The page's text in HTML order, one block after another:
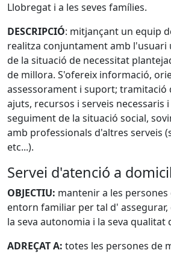
Llobregat i a les seves famílies.
DESCRIPCIÓ: mitjançant un equip
realitza conjuntament amb l'usuari
de la situació de necessitat
de millora. S'ofereix informació,
assessorament i suport; tramitació
ajuts, recursos i serveis necessaris
seguiment de la situació social,
amb professionals d'altres serveis
etc...).
Servei d'atenció a
OBJECTIU: mantenir a les persones
entorn familiar per tal d' assegurar,
la seva autonomia i la seva qualitat
ADREÇAT A: totes les persones de